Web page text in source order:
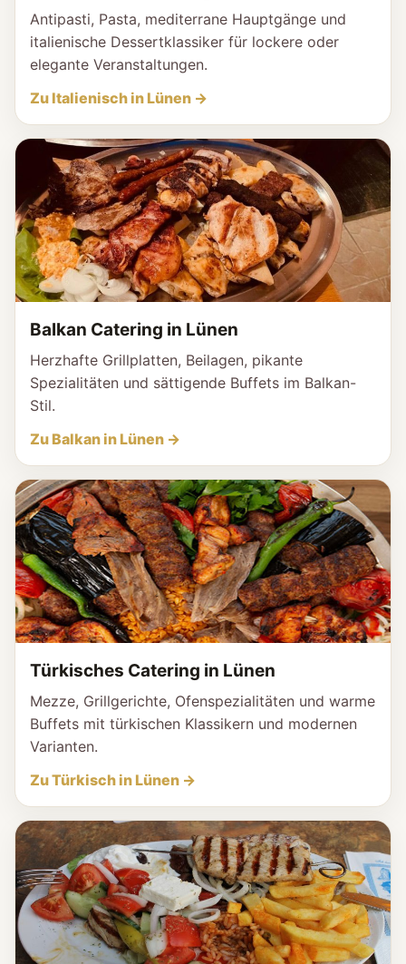
Antipasti, Pasta, mediterrane Hauptgänge und
italienische Dessertklassiker für lockere oder
elegante Veranstaltungen.
Zu Italienisch in Lünen →
Balkan Catering in Lünen
Herzhafte Grillplatten, Beilagen, pikante
Spezialitäten und sättigende Buffets im Balkan-
Stil.
Zu Balkan in Lünen →
Türkisches Catering in Lünen
Mezze, Grillgerichte, Ofenspezialitäten und warme
Buffets mit türkischen Klassikern und modernen
Varianten.
Zu Türkisch in Lünen →